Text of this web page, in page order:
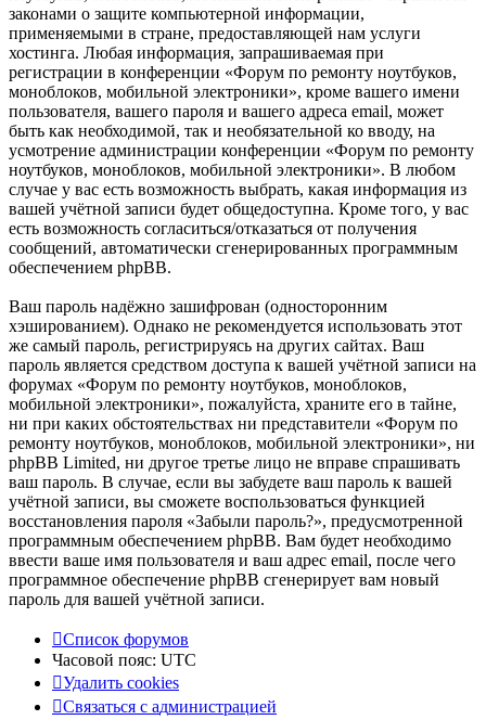
законами о защите компьютерной информации,
применяемыми в стране, предоставляющей нам услуги
хостинга. Любая информация, запрашиваемая при
регистрации в конференции «Форум по ремонту ноутбуков,
моноблоков, мобильной электроники», кроме вашего имени
пользователя, вашего пароля и вашего адреса email, может
быть как необходимой, так и необязательной ко вводу, на
усмотрение администрации конференции «Форум по ремонту
ноутбуков, моноблоков, мобильной электроники». В любом
случае у вас есть возможность выбрать, какая информация из
вашей учётной записи будет общедоступна. Кроме того, у вас
есть возможность согласиться/отказаться от получения
сообщений, автоматически сгенерированных программным
обеспечением phpBB.
Ваш пароль надёжно зашифрован (односторонним
хэшированием). Однако не рекомендуется использовать этот
же самый пароль, регистрируясь на других сайтах. Ваш
пароль является средством доступа к вашей учётной записи на
форумах «Форум по ремонту ноутбуков, моноблоков,
мобильной электроники», пожалуйста, храните его в тайне,
ни при каких обстоятельствах ни представители «Форум по
ремонту ноутбуков, моноблоков, мобильной электроники», ни
phpBB Limited, ни другое третье лицо не вправе спрашивать
ваш пароль. В случае, если вы забудете ваш пароль к вашей
учётной записи, вы сможете воспользоваться функцией
восстановления пароля «Забыли пароль?», предусмотренной
программным обеспечением phpBB. Вам будет необходимо
ввести ваше имя пользователя и ваш адрес email, после чего
программное обеспечение phpBB сгенерирует вам новый
пароль для вашей учётной записи.
Список форумов
Часовой пояс: UTC
Удалить cookies
Связаться
Связаться с администрацией